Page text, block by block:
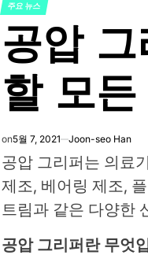
POSTED
IN
주요 뉴스
공압
할 모
on5월 7, 2021 Joon-seo Han
공압 그리퍼는 의료
제조, 베어링 제조,
트림과 같은 다양한
공압 그리퍼란 무엇